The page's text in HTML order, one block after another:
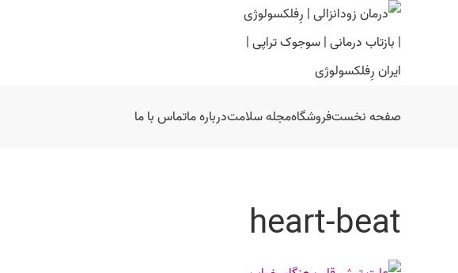
صفحه نخستفروشگاهمجله سلامتدرباره ماتماس با ما
heart-beat